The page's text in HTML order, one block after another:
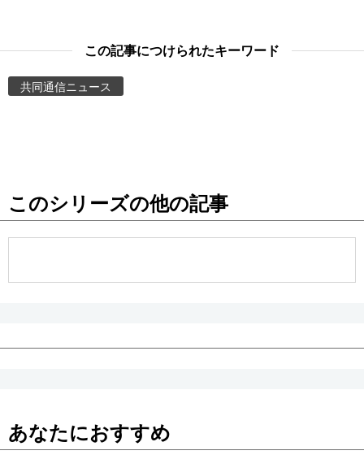
東京
この記事につけられたキーワード
共同通信ニュース
このシリーズの他の記事
あなたにおすすめ